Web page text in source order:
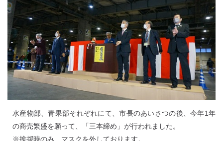
水産物部、青果部それぞれにて、市長のあいさつの後、今年1年
の商売繁盛を願って、「三本締め」が行われました。
※挨拶時のみ、マスクを外しております。